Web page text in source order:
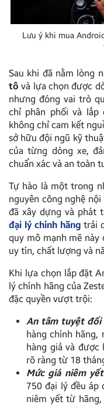
Lưu ý khi mua
Sau khi đã nằm lòng
tô và lựa chọn được
nhưng đóng vai trò
chỉ phân phối và
không chỉ cam kết
sở hữu đội ngũ kỹ
của từng dòng xe,
chuẩn xác và an toàn
Tự hào là một trong
nguyên công nghệ
đã xây dựng và phát
đại lý chính hãng trải
quy mô mạnh mẽ này
uy tín, chất lượng và
Khi lựa chọn lắp đặt
lý chính hãng của
đặc quyền vượt trội:
An tâm tuyệt đối
hàng chính hãng,
hàng giả và được
rõ ràng từ 18
Mức giá niêm
750 đại lý đều áp
niêm yết từ